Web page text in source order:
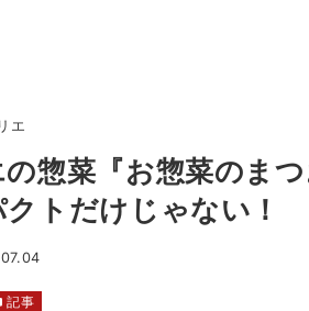
エ
惣菜『お惣菜のま
トだけじゃない！
記事